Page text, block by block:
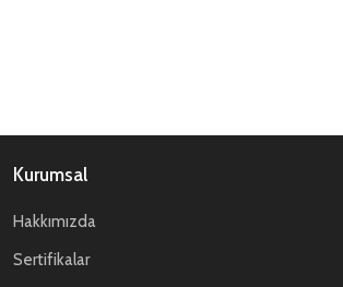
Kurumsal
Hakkımızda
Sertifikalar